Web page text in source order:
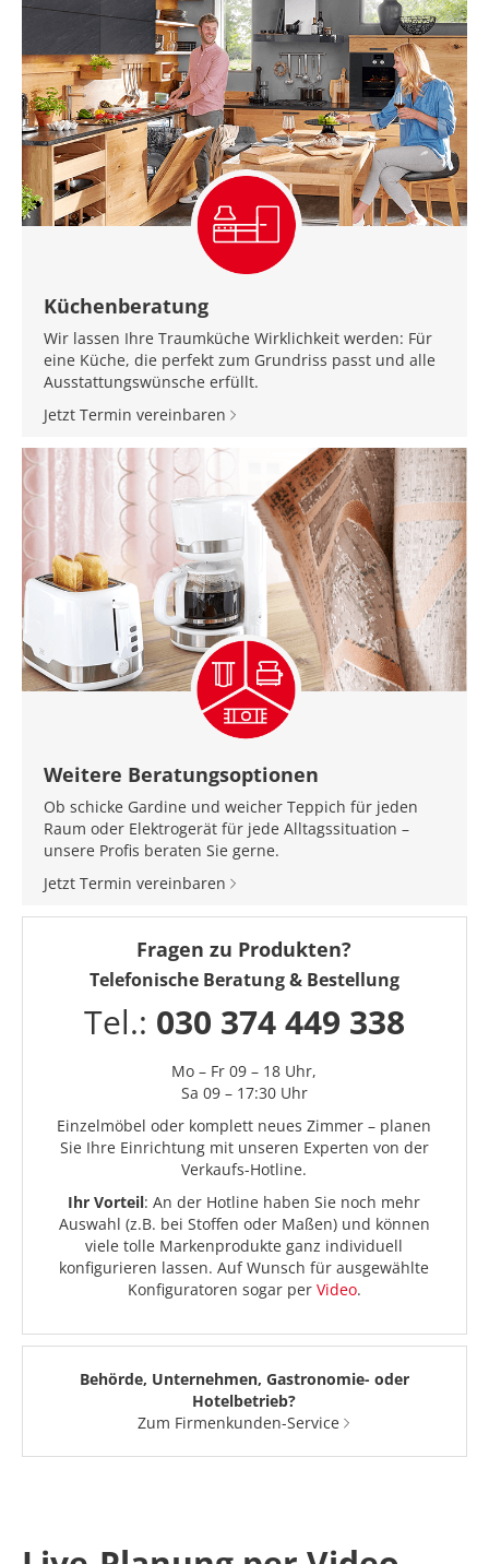
Küchenberatung
Wir lassen Ihre Traumküche Wirklichkeit werden: Für
eine Küche, die perfekt zum Grundriss passt und alle
Ausstattungswünsche erfüllt.
Jetzt Termin vereinbaren
Weitere Beratungsoptionen
Ob schicke Gardine und weicher Teppich für jeden
Raum oder Elektrogerät für jede Alltagssituation –
unsere Profis beraten Sie gerne.
Jetzt Termin vereinbaren
Fragen zu Produkten?
Telefonische Beratung & Bestellung
Tel.: 030 374 449 338
Mo – Fr 09 – 18 Uhr,
Sa 09 – 17:30 Uhr
Einzelmöbel oder komplett neues Zimmer – planen
Sie Ihre Einrichtung mit unseren Experten von der
Verkaufs-Hotline.
Ihr Vorteil: An der Hotline haben Sie noch mehr
Auswahl (z.B. bei Stoffen oder Maßen) und können
viele tolle Markenprodukte ganz individuell
konfigurieren lassen. Auf Wunsch für ausgewählte
Konfiguratoren sogar per Video.
Behörde, Unternehmen, Gastronomie- oder
Hotelbetrieb?
Zum Firmenkunden-Service